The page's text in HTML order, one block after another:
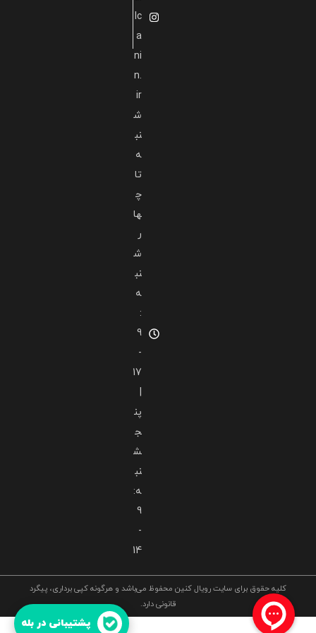
lc
a
ni
n.
ir
ش
نب
ه
تا
چ
ها
ر
ش
نب
ه
:
9
-
17
|
پن
ج
ش
نب
ه:
9
-
14
کلیه حقوق برای سایت رویال کنین محفوظ می‌باشد و هرگونه کپی برداری، پیگرد
قانونی دارد.
غذای درمانی گربه
پشتیبانی در بله